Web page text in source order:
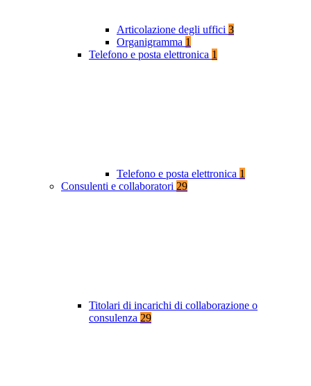
Articolazione degli uffici 3
Organigramma 1
Telefono e posta elettronica 1
Telefono e posta elettronica 1
Consulenti e collaboratori 29
Titolari di incarichi di collaborazione o
consulenza 29